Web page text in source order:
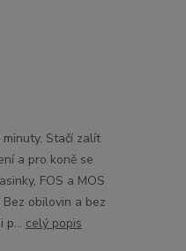
Stačí zalít
a pro koně se
FOS a MOS
obilovin a bez
p... celý popis